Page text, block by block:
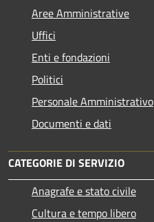
Aree Amministrative
Uffici
Enti e fondazioni
Politici
Personale Amministrativo
Documenti e dati
CATEGORIE DI SERVIZIO
Anagrafe e stato civile
Cultura e tempo libero